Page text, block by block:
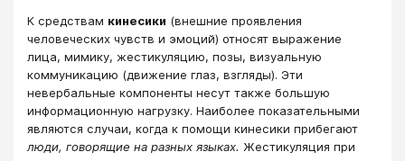
К средствам кинесики (внешние проявления
человеческих чувств и эмоций) относят выражение
лица, мимику, жестикуляцию, позы, визуальную
коммуникацию (движение глаз, взгляды). Эти
невербальные компоненты несут также большую
информационную нагрузку. Наиболее показательными
являются случаи, когда к помощи кинесики прибегают
люди, говорящие на разных языках. Жестикуляция при